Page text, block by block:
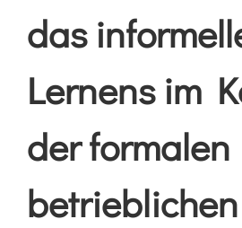
das
Lernens im
der formalen
betrieblichen